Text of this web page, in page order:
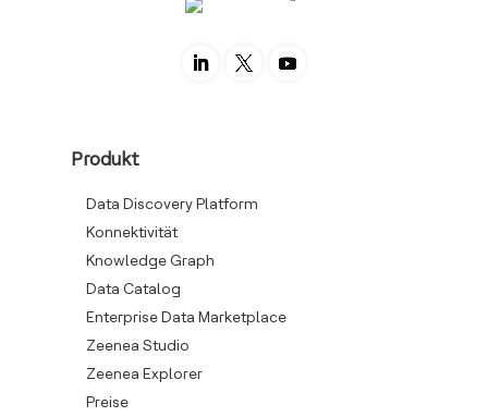
Produkt
Data Discovery Platform
Konnektivität
Knowledge Graph
Data Catalog
Enterprise Data Marketplace
Zeenea Studio
Zeenea Explorer
Preise